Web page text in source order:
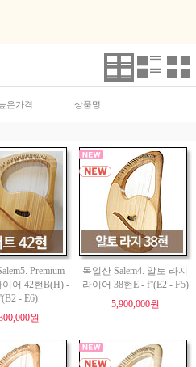
은가격 상품명
Premium
이어 42현B(H) -
- E6)
원
독일산 Salem4. 알토 라지
라이어 38현E - f''(E2 - F5)
5,900,000원